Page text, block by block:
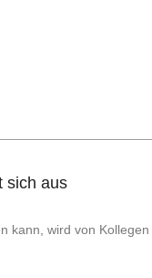
sich aus
kann, wird von